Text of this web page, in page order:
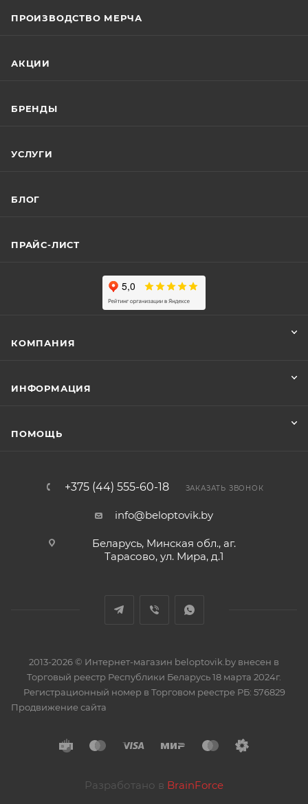
ПРОИЗВОДСТВО МЕРЧА
АКЦИИ
БРЕНДЫ
УСЛУГИ
БЛОГ
ПРАЙС-ЛИСТ
КОМПАНИЯ
ИНФОРМАЦИЯ
ПОМОЩЬ
+375 (44) 555-60-18 ЗАКАЗАТЬ ЗВОНОК
info@beloptovik.by
Беларусь, Минская обл., аг.
Тарасово, ул. Мира, д.1
2013-2026 © Интернет-магазин beloptovik.by внесен в
Торговый реестр Республики Беларусь 18 марта 2024г.
Регистрационный номер в Торговом реестре РБ: 576829
Продвижение сайта
Разработано в BrainForce